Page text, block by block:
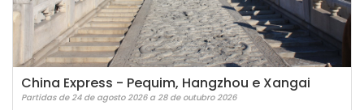
China Express - Pequim, Hangzhou e Xangai
Partidas de 24 de agosto 2026 a 28 de outubro 2026